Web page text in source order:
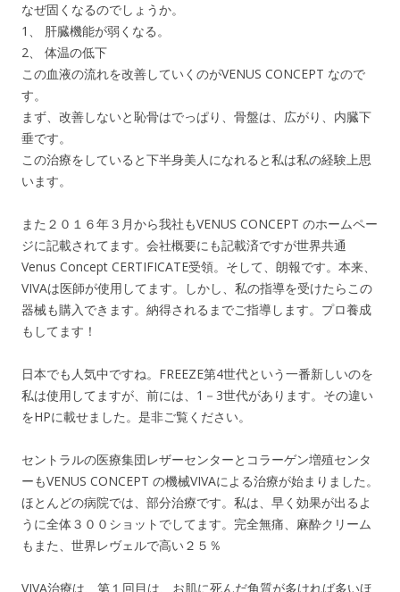
なぜ固くなるのでしょうか。
1、 肝臓機能が弱くなる。
2、 体温の低下
この血液の流れを改善していくのがVENUS CONCEPT なので
す。
まず、改善しないと恥骨はでっぱり、骨盤は、広がり、内臓下
垂です。
この治療をしていると下半身美人になれると私は私の経験上思
います。
また２０１６年３月から我社もVENUS CONCEPT のホームペー
ジに記載されてます。会社概要にも記載済ですが世界共通
Venus Concept CERTIFICATE受領。そして、朗報です。本来、
VIVAは医師が使用してます。しかし、私の指導を受けたらこの
器械も購入できます。納得されるまでご指導します。プロ養成
もしてます！
日本でも人気中ですね。FREEZE第4世代という一番新しいのを
私は使用してますが、前には、1－3世代があります。その違い
をHPに載せました。是非ご覧ください。
セントラルの医療集団レザーセンターとコラーゲン増殖センタ
ーもVENUS CONCEPT の機械VIVAによる治療が始まりました。
ほとんどの病院では、部分治療です。私は、早く効果が出るよ
うに全体３００ショットでしてます。完全無痛、麻酔クリーム
もまた、世界レヴェルで高い２５％
VIVA治療は、第１回目は、お肌に死んだ角質が多ければ多いほ